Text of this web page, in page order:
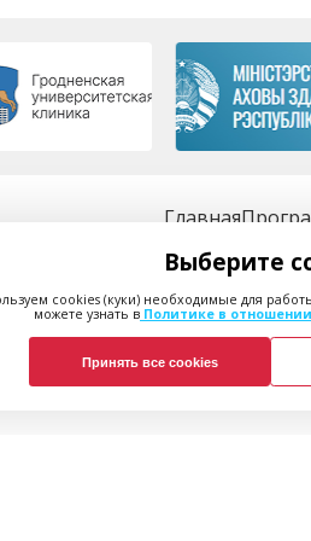
Выберите
cookies (куки) необходимые для
можете узнать в Политике в
Принять все cookies
Главная
Цены
Врачи